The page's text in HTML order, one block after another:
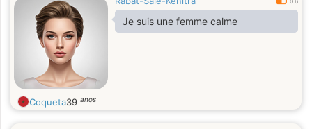
0.6
Je suis une femme calme
Coqueta39 anos